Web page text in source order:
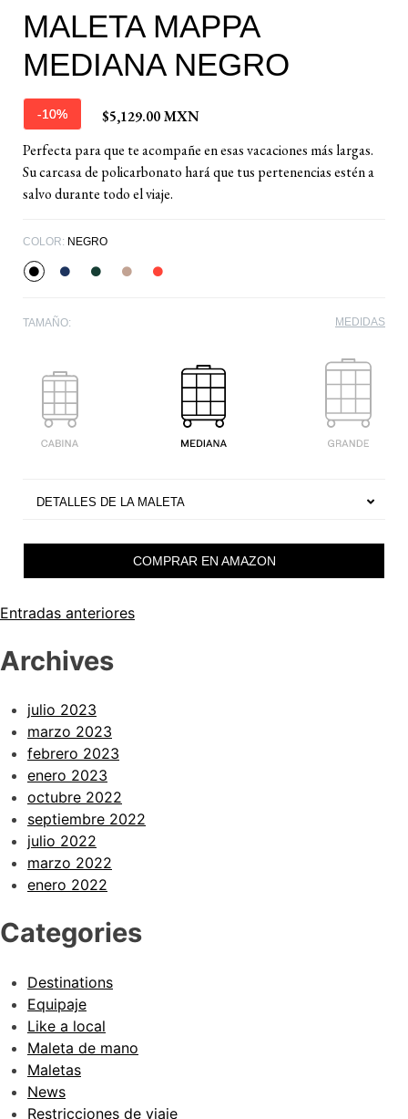
MALETA MAPPA
MEDIANA NEGRO
-10%
$5,129.00 MXN
Perfecta para que te acompañe en esas vacaciones más largas.
Su carcasa de policarbonato hará que tus pertenencias estén a
salvo durante todo el viaje.
COLOR: NEGRO
TAMAÑO: MEDIDAS
DETALLES DE LA MALETA
COMPRAR EN AMAZON
Entradas anteriores
Archives
julio 2023
marzo 2023
febrero 2023
enero 2023
octubre 2022
septiembre 2022
julio 2022
marzo 2022
enero 2022
Categories
Destinations
Equipaje
Like a local
Maleta de mano
Maletas
News
Restricciones de viaje